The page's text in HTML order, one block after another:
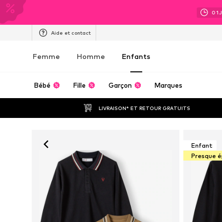
01J
Aide et contact
Femme Homme Enfants
Bébé Fille Garçon Marques
LIVRAISON* ET RETOUR GRATUITS
Enfant
Presque